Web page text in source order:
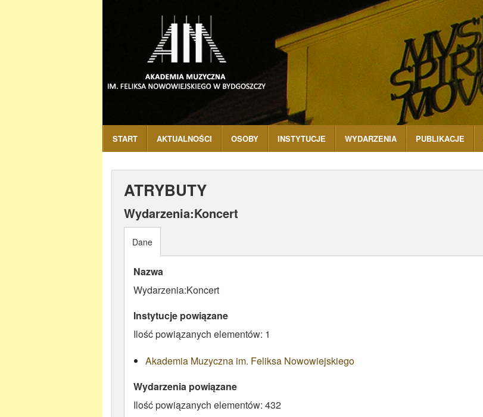
START AKTUALNOŚCI OSOBY INSTYTUCJE WYDARZENIA PUBLIKACJE
ATRYBUTY
Wydarzenia:Koncert
Dane
Nazwa
Wydarzenia:Koncert
Instytucje powiązane
Ilość powiązanych elementów: 1
Akademia Muzyczna im. Feliksa Nowowiejskiego
Wydarzenia powiązane
Ilość powiązanych elementów: 432